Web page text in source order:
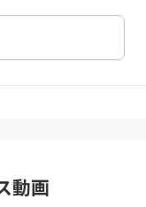
類
ドバドバ流
動画